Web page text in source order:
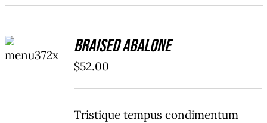
CART
/
Braised Abalone
$52.00
Tristique tempus condimentum